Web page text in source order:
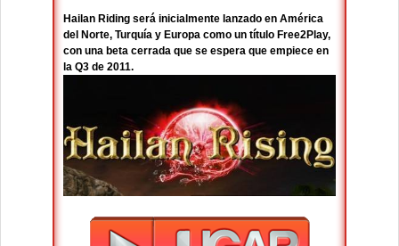
Hailan Riding será inicialmente lanzado en América
del Norte, Turquía y Europa como un título Free2Play,
con una beta cerrada que se espera que empiece en
la Q3 de 2011.